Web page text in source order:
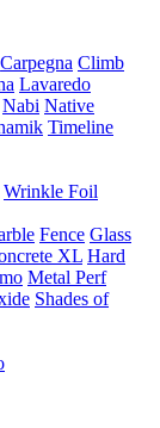
Carpegna Climb
Lavaredo
Nabi Native
Timeline
Wrinkle Foil
Fence Glass
XL Hard
Metal Perf
Shades of